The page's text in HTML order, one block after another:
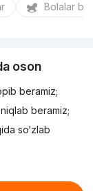
Bolalar
oson
beramiz;
beramiz;
so‘zlab